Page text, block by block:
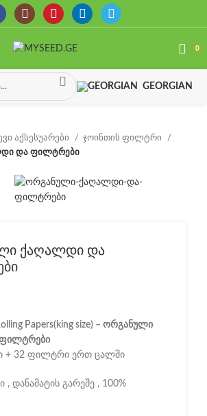
0
GEORGIAN
აქსესუარები
ჯოინთის ფილტრი
და ფილტრები
ქაღალდი და
Papers(king size) – ორგანული
+ 32 ფილტრი ერთ ცალში
დანამატის გარეშე , 100%